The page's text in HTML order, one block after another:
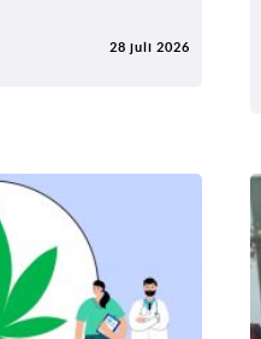
28 juli 2026